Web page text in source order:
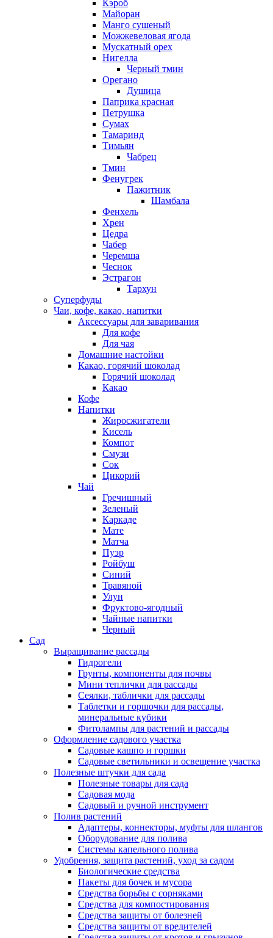
Кэроб
Майоран
Манго сушеный
Можжевеловая ягода
Мускатный орех
Нигелла
Черный тмин
Орегано
Душица
Паприка красная
Петрушка
Сумах
Тамаринд
Тимьян
Чабрец
Тмин
Фенугрек
Пажитник
Шамбала
Фенхель
Хрен
Цедра
Чабер
Черемша
Чеснок
Эстрагон
Тархун
Суперфуды
Чаи, кофе, какао, напитки
Аксессуары для заваривания
Для кофе
Для чая
Домашние настойки
Какао, горячий шоколад
Горячий шоколад
Какао
Кофе
Напитки
Жиросжигатели
Кисель
Компот
Смузи
Сок
Цикорий
Чай
Гречишный
Зеленый
Каркаде
Мате
Матча
Пуэр
Ройбуш
Синий
Травяной
Улун
Фруктово-ягодный
Чайные напитки
Черный
Сад
Выращивание рассады
Гидрогели
Грунты, компоненты для почвы
Мини теплички для рассады
Сеялки, таблички для рассады
Таблетки и горшочки для рассады,
минеральные кубики
Фитолампы для растений и рассады
Оформление садового участка
Садовые кашпо и горшки
Садовые светильники и освещение участка
Полезные штучки для сада
Полезные товары для сада
Садовая мода
Садовый и ручной инструмент
Полив растений
Адаптеры, коннекторы, муфты для шлангов
Оборудование для полива
Системы капельного полива
Удобрения, защита растений, уход за садом
Биологические средства
Пакеты для бочек и мусора
Средства борьбы с сорняками
Средства для компостирования
Средства защиты от болезней
Средства защиты от вредителей